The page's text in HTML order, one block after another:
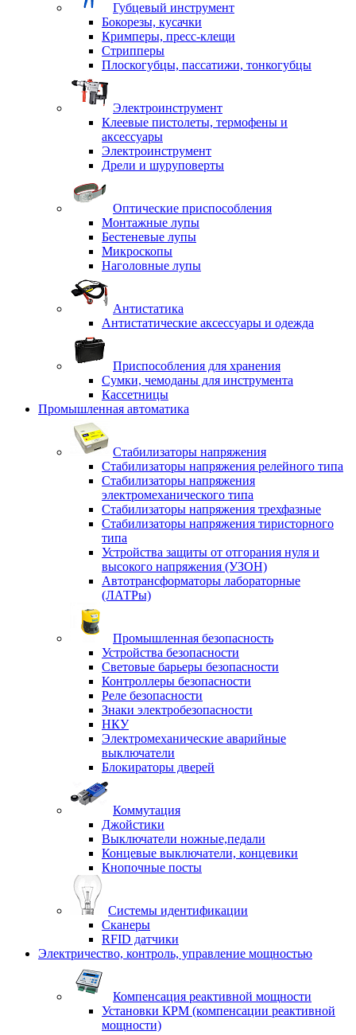
Губцевый инструмент
Бокорезы, кусачки
Кримперы, пресс-клещи
Стрипперы
Плоскогубцы, пассатижи, тонкогубцы
Электроинструмент
Клеевые пистолеты, термофены и
аксессуары
Электроинструмент
Дрели и шуруповерты
Оптические приспособления
Монтажные лупы
Бестеневые лупы
Микроскопы
Наголовные лупы
Антистатика
Антистатические аксессуары и одежда
Приспособления для хранения
Сумки, чемоданы для инструмента
Кассетницы
Промышленная автоматика
Стабилизаторы напряжения
Стабилизаторы напряжения релейного типа
Стабилизаторы напряжения
электромеханического типа
Стабилизаторы напряжения трехфазные
Стабилизаторы напряжения тиристорного
типа
Устройства защиты от отгорания нуля и
высокого напряжения (УЗОН)
Автотрансформаторы лабораторные
(ЛАТРы)
Промышленная безопасность
Устройства безопасности
Световые барьеры безопасности
Контроллеры безопасности
Реле безопасности
Знаки электробезопасности
НКУ
Электромеханические аварийные
выключатели
Блокираторы дверей
Коммутация
Джойстики
Выключатели ножные,педали
Концевые выключатели, концевики
Кнопочные посты
Системы идентификации
Сканеры
RFID датчики
Электричество, контроль, управление мощностью
Компенсация реактивной мощности
Установки КРМ (компенсации реактивной
мощности)